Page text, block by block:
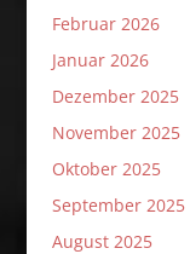
Februar 2026
Januar 2026
Dezember 2025
November 2025
Oktober 2025
September 2025
August 2025